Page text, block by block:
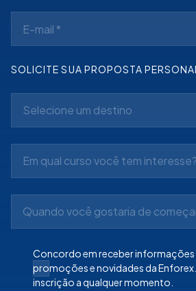
SOLICITE SUA PROPOSTA
Selecione um destino
Em qual curso você tem interesse?
Quando você gostaria de
Concordo em receber informações
promoções e novidades da
inscrição a qualquer momento.